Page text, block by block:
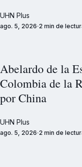
UHN Plus
ago. 5, 2026 2 min de
Abelardo de la
Colombia de la
por China
UHN Plus
ago. 5, 2026 2 min de